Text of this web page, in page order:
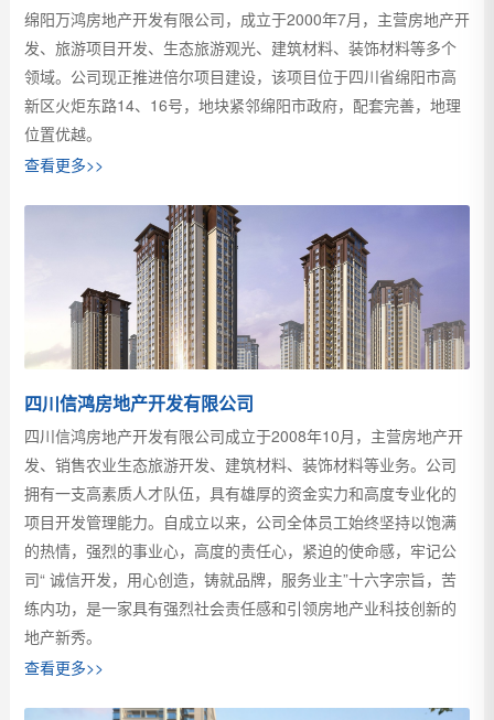
绵阳万鸿房地产开发有限公司，成立于2000年7月，主营房地产开
发、旅游项目开发、生态旅游观光、建筑材料、装饰材料等多个
领域。公司现正推进倍尔项目建设，该项目位于四川省绵阳市高
新区火炬东路14、16号，地块紧邻绵阳市政府，配套完善，地理
位置优越。
查看更多>>
四川信鸿房地产开发有限公司
四川信鸿房地产开发有限公司成立于2008年10月，主营房地产开
发、销售农业生态旅游开发、建筑材料、装饰材料等业务。公司
拥有一支高素质人才队伍，具有雄厚的资金实力和高度专业化的
项目开发管理能力。自成立以来，公司全体员工始终坚持以饱满
的热情，强烈的事业心，高度的责任心，紧迫的使命感，牢记公
司“ 诚信开发，用心创造，铸就品牌，服务业主”十六字宗旨，苦
练内功，是一家具有强烈社会责任感和引领房地产业科技创新的
地产新秀。
查看更多>>